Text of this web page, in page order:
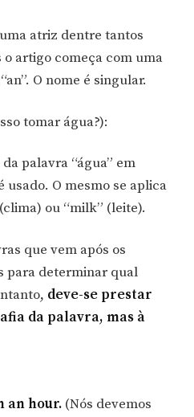
atriz dentre tantos
artigo começa com uma
O nome é singular.
tomar água?):
palavra “água” em
O mesmo se aplica
ou “milk” (leite).
que vem após os
para determinar qual
deve-se prestar
da palavra, mas à
an hour. (Nós devemos